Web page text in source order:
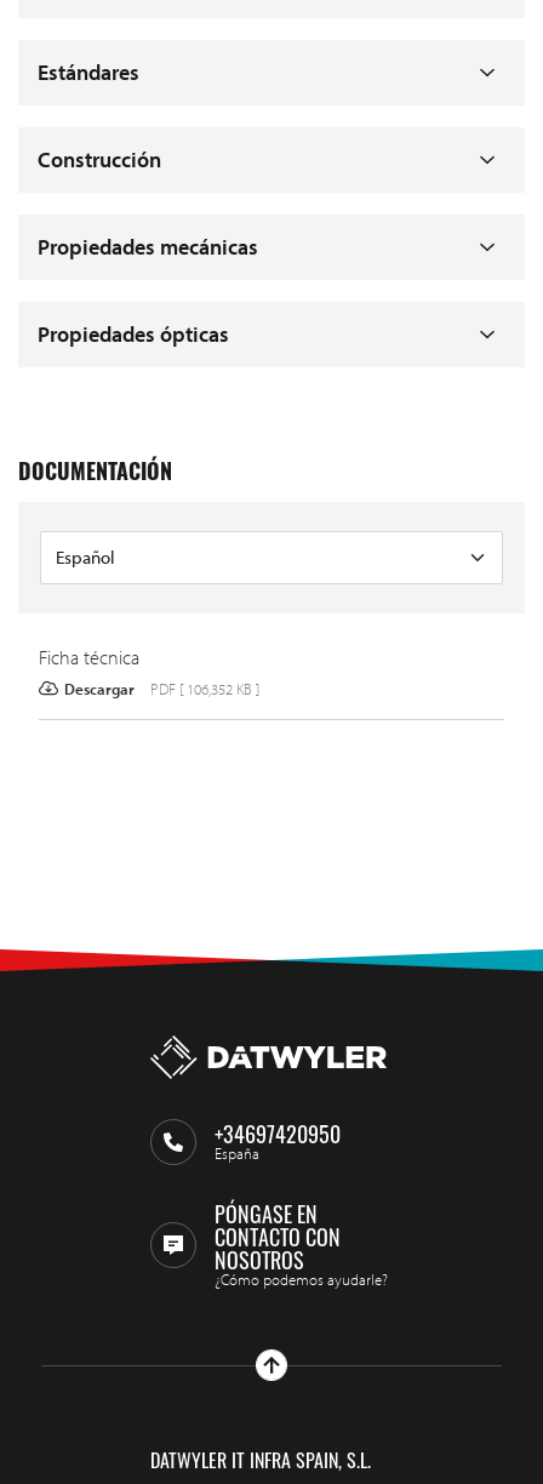
Estándares
Construcción
Propiedades mecánicas
Propiedades ópticas
DOCUMENTACIÓN
Ficha técnica
Descargar PDF [ 106,352 KB ]
+34697420950
España
PÓNGASE EN
CONTACTO CON
NOSOTROS
¿Cómo podemos ayudarle?
DATWYLER IT INFRA SPAIN, S.L.